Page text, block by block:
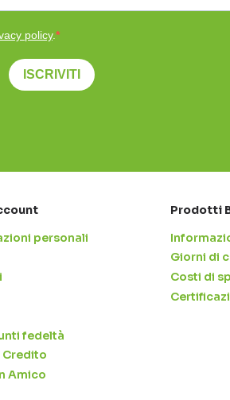
policy.
ISCRIVITI
personali
fedeltà
Credito
Amico
Prodotti
Giorni di
Costi di